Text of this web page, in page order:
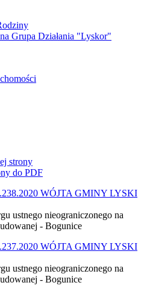
strony
do PDF
WÓJTA GMINY LYSKI
ustnego nieograniczonego na
- Bogunice
WÓJTA GMINY LYSKI
ustnego nieograniczonego na
- Bogunice